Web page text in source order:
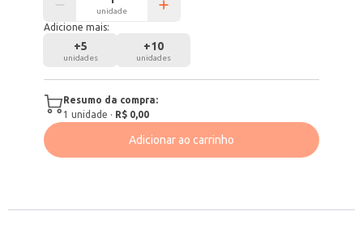
unidade
Adicione mais:
+5
unidades
+10
unidades
Resumo da compra:
1 unidade · R$ 0,00
Adicionar ao carrinho